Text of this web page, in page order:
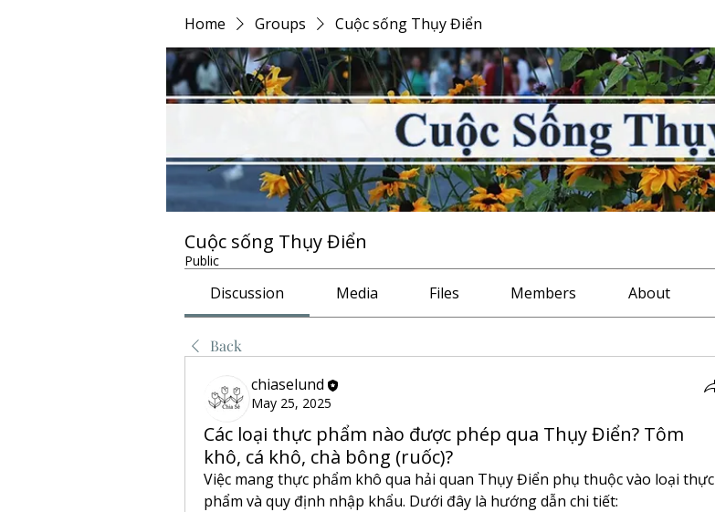
Home Groups Cuộc sống Thụy Điển
Cuộc sống Thụy Điển
Public
Discussion Media Files Members About
Back
chiaselund
May 25, 2025
Các loại thực phẩm nào được phép qua Thụy Điển? Tôm
khô, cá khô, chà bông (ruốc)?
Việc mang thực phẩm khô qua hải quan Thụy Điển phụ thuộc vào loại thực
phẩm và quy định nhập khẩu. Dưới đây là hướng dẫn chi tiết: